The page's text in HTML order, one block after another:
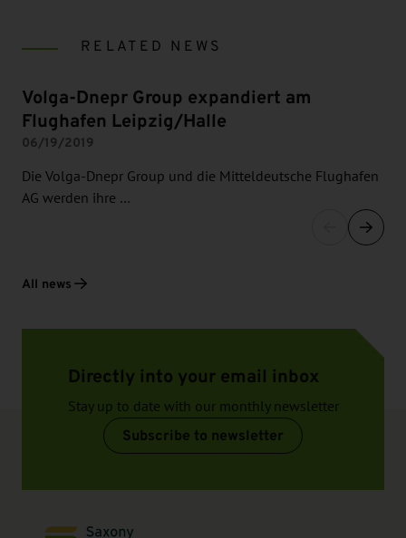
RELATED NEWS
Volga-Dnepr Group expandiert am
Flughafen Leipzig/Halle
06/19/2019
Die Volga-Dnepr Group und die Mitteldeutsche Flughafen
AG werden ihre …
All news
Directly into your email inbox
Stay up to date with our monthly newsletter
Subscribe to newsletter